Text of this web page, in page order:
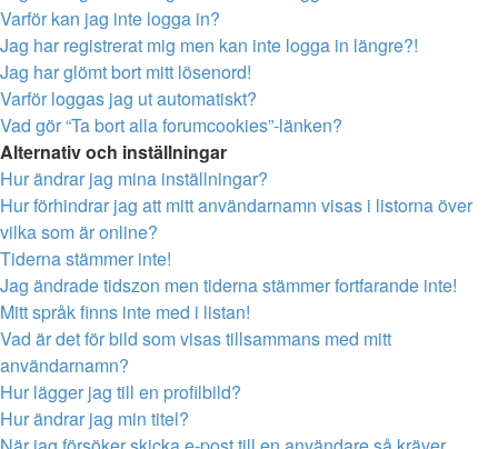
Varför kan jag inte logga in?
Jag har registrerat mig men kan inte logga in längre?!
Jag har glömt bort mitt lösenord!
Varför loggas jag ut automatiskt?
Vad gör “Ta bort alla forumcookies”-länken?
Alternativ och inställningar
Hur ändrar jag mina inställningar?
Hur förhindrar jag att mitt användarnamn visas i listorna över
vilka som är online?
Tiderna stämmer inte!
Jag ändrade tidszon men tiderna stämmer fortfarande inte!
Mitt språk finns inte med i listan!
Vad är det för bild som visas tillsammans med mitt
användarnamn?
Hur lägger jag till en profilbild?
Hur ändrar jag min titel?